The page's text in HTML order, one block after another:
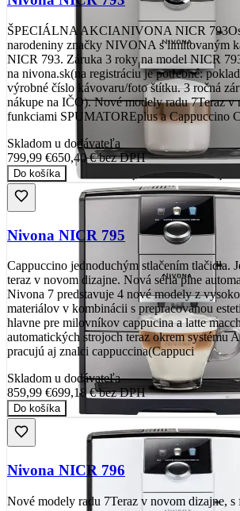
ŠPECIÁLNA AKCIANIVONA NICR
narodeniny značky NIVONA s limitovaným
NICR 793. Záruka 3 roky na model NICR
na nivona.sk(na registráciu je potrebné:
výrobné číslo kávovaru/foto štítku. 3 ročná
nákupe na IČO). Nové modely radu 7Teraz v
funkciami SPUMATOREplus a Cappuccino
Skladom u dodávateľa
799,99 €650,40 €bez DPH
Do košíka
Nivona NICR 795
Cappuccino jednoduchým stlačením tlačidla.
teraz v novom dizajne. Nová séria plne
Nivona 7 predstavuje 4 nové modely z
materiálov v kombinácii s prepracovanou
hlavne pre milovníkov cappucina a latte
automatických strojoch teraz okrem systému
pracujú aj znalci cappuccina(Cappuci
Skladom u dodávateľa
859,99 €699,18 €bez DPH
Do košíka
Nivona NICR 796
Nové modely radu 7Teraz v novom dizajne, s